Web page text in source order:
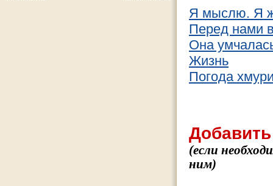
Я мыслю. Я
Перед нами
Она
Жизнь
Погода
(если
ним)